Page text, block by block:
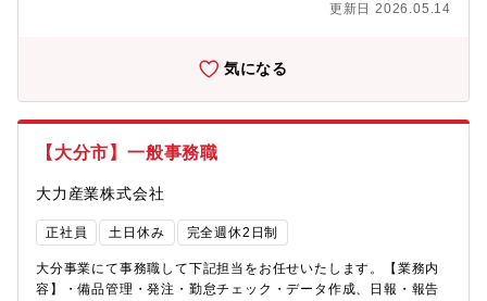
考を通して建設コンサルタント向けの営業かゼネコン向けの営業
時間以内/月と少なめのためワークライフバランスの充実が叶いま
す。・OJT研修により業界未経験の方でも安心して働けます。・
業界未経験者活躍中です。・大規模案件に関わることができるや
りがいのある環境です。【募集背景】シェア拡大中のため増員募
集
更新日 2026.05.14
気になる
【大分市】一般事務職
大力産業株式会社
正社員 土日休み 完全週休2日制
大分事業にて事務職して下記担当をお任せいたします。【業務内
容】・備品管理・発注・勤怠チェック・データ作成、日報・報告